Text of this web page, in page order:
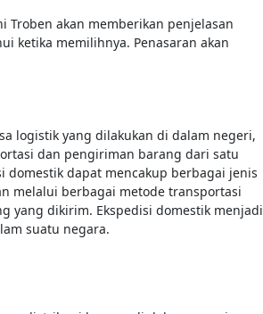
Troben akan memberikan penjelasan
ketika memilihnya. Penasaran akan
logistik yang dilakukan di dalam negeri,
dan pengiriman barang dari satu
domestik dapat mencakup berbagai jenis
melalui berbagai metode transportasi
yang dikirim. Ekspedisi domestik menjadi
suatu negara.